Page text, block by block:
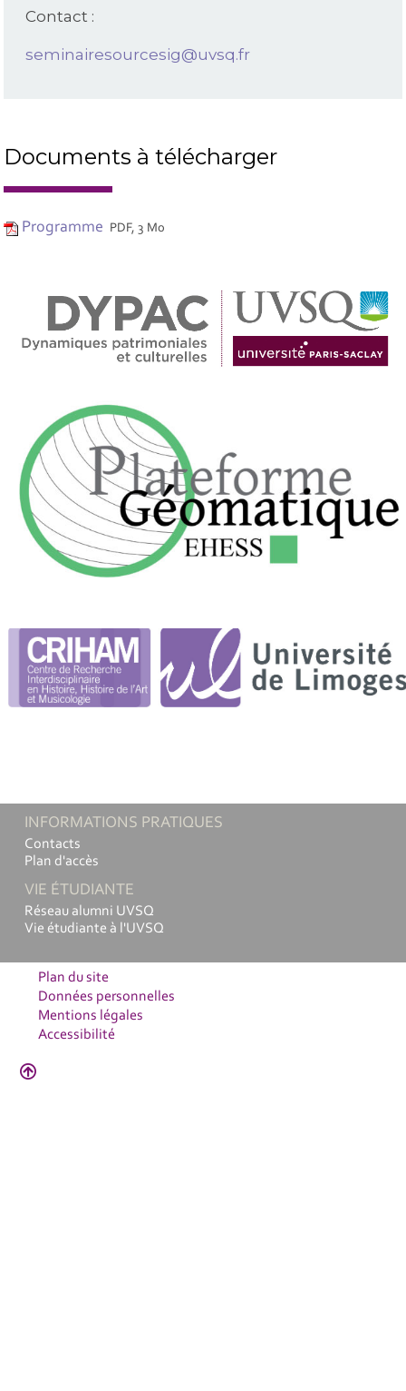
Contact :
seminairesourcesig@uvsq.fr
Documents à télécharger
Programme PDF, 3 Mo
INFORMATIONS PRATIQUES
Contacts
Plan d'accès
VIE ÉTUDIANTE
Réseau alumni UVSQ
Vie étudiante à l'UVSQ
Plan du site
Données personnelles
Mentions légales
Accessibilité